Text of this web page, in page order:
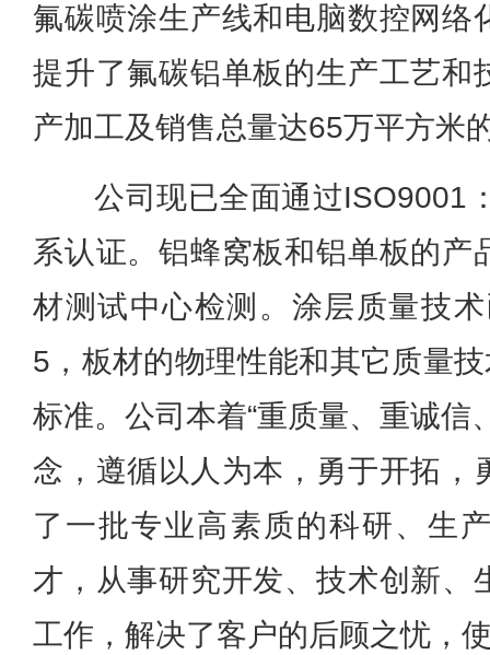
氟碳喷涂生产线和电脑数控网络
提升了氟碳铝单板的生产工艺和
产加工及销售总量达65万平方米
公司现已全面通过ISO9001
系认证。铝蜂窝板和铝单板的产
材测试中心检测。涂层质量技
5，板材的物理性能和其它质量
标准。公司本着“重质量、重诚信
念，遵循以人为本，勇于开拓，
了一批专业高素质的科研、生
才，从事研究开发、技术创新、
工作，解决了客户的后顾之忧，